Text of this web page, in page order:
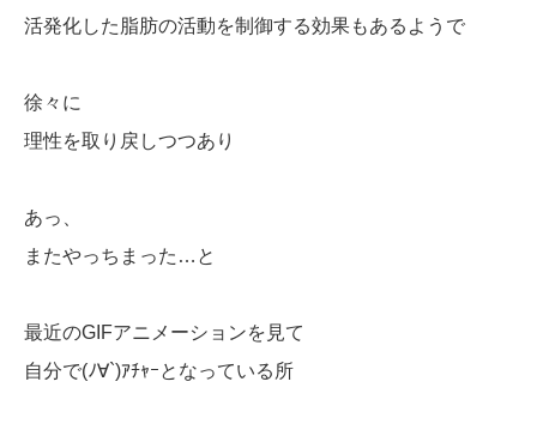
活発化した脂肪の活動を制御する効果もあるようで
徐々に
理性を取り戻しつつあり
あっ、
またやっちまった…と
最近のGIFアニメーションを見て
自分で(ﾉ∀`)ｱﾁｬｰとなっている所